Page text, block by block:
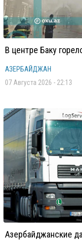
В центре Баку
АЗЕРБАЙДЖАН
07 Августа 2026 - 22:13
Азербайджанские